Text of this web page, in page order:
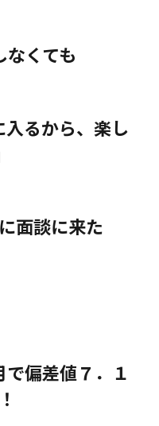
くても
るから、楽し
面談に来た
偏差値７．１